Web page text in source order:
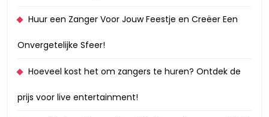
Huur een Zanger Voor Jouw Feestje en Creëer Een
Onvergetelijke Sfeer!
Hoeveel kost het om zangers te huren? Ontdek de
prijs voor live entertainment!